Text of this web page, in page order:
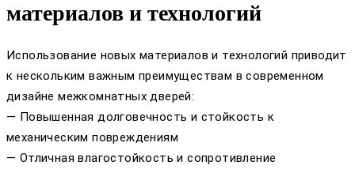
материалов и технологий
Использование новых материалов и технологий приводит
к нескольким важным преимуществам в современном
дизайне межкомнатных дверей:
— Повышенная долговечность и стойкость к
механическим повреждениям
— Отличная влагостойкость и сопротивление